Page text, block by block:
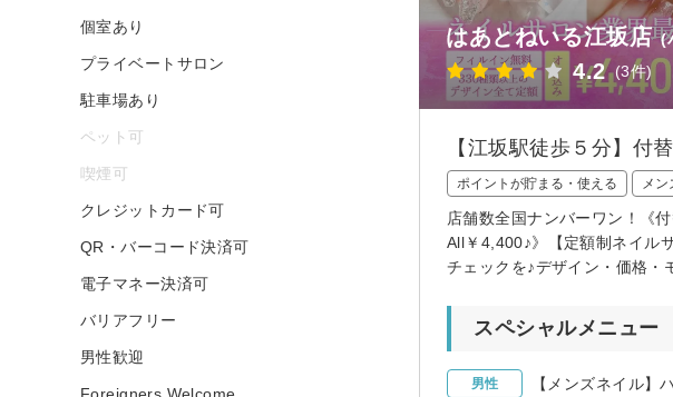
はあとねいる江坂店 (
4.2 (3件)
【江坂駅徒歩５分】付
ポイントが貯まる・使える メン
店舗数全国ナンバーワン！《
All￥4,400♪》【定額制ネイル
チェックを♪デザイン・価格・
スペシャルメニュー
男性 【メンズネイル
個室あり
プライベートサロン
駐車場あり
ペット可
喫煙可
クレジットカード可
QR・バーコード決済可
電子マネー決済可
バリアフリー
男性歓迎
Foreigners Welcome